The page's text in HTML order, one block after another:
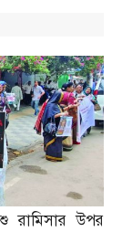
রামিসার উপর